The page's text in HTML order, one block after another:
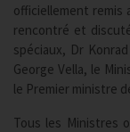
officiellement remis
rencontré et
spéciaux, Dr
George Vella, le
le Premier ministre
Tous les Ministres